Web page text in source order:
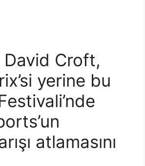
Croft,
yerine bu
atlamasını